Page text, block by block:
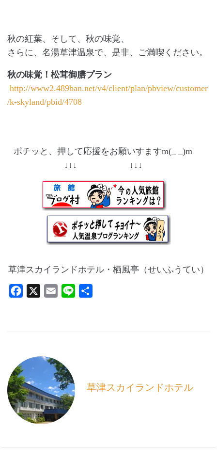
秋の紅葉、そして、秋の味覚、
さらに、名湯草津温泉で、是非、ご満喫ください。
秋の味覚！松茸御膳プラン
http://www2.489ban.net/v4/client/plan/pbview/customer
/k-skyland/pbid/4708
ポチッと、押して応援をお願いすますm(_ _)m
↓↓↓ ↓↓↓
草津スカイランドホテル・栖風亭（せいふうてい）
o
o
k
草津スカイランドホテル